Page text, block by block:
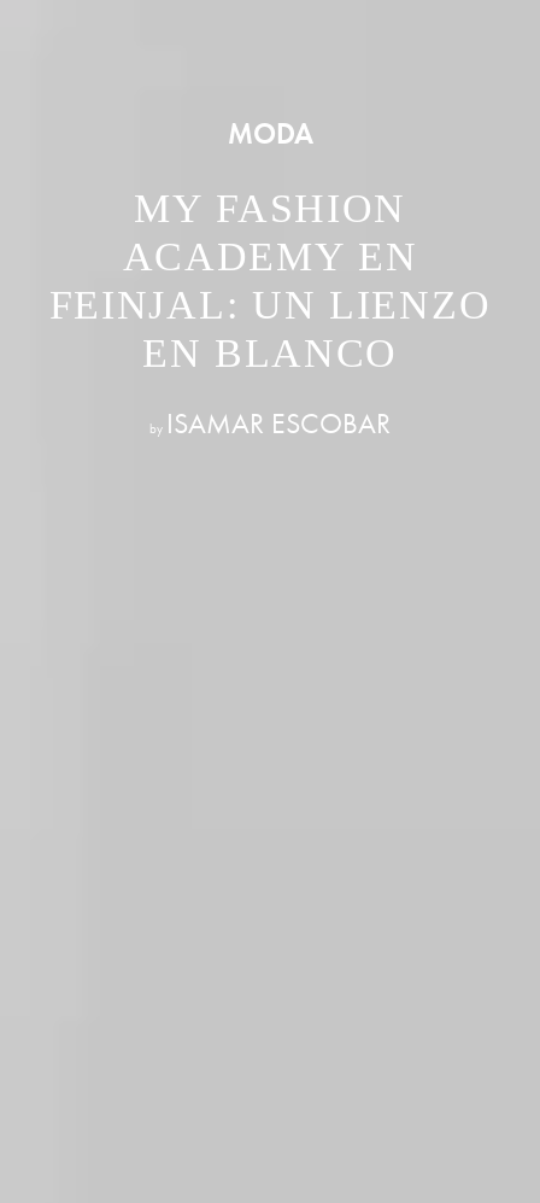
MODA
MY FASHION
ACADEMY EN
FEINJAL: UN LIENZO
EN BLANCO
by ISAMAR ESCOBAR